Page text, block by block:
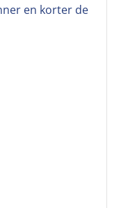
en korter de